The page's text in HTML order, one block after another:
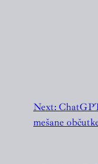
Next:
mešane